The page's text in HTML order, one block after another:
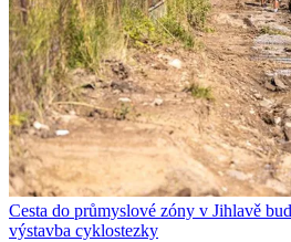
Cesta do průmyslové zóny v Jihlavě
výstavba cyklostezky